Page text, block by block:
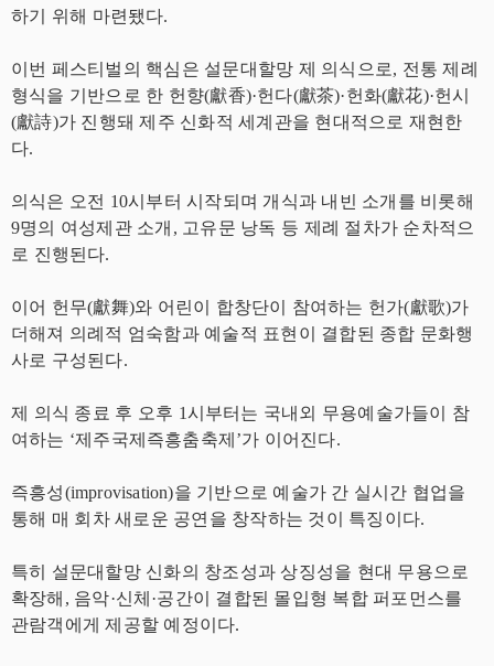
하기 위해 마련됐다.
이번 페스티벌의 핵심은 설문대할망 제 의식으로, 전통 제례
형식을 기반으로 한 헌향(獻香)·헌다(獻茶)·헌화(獻花)·헌시
(獻詩)가 진행돼 제주 신화적 세계관을 현대적으로 재현한
다.
의식은 오전 10시부터 시작되며 개식과 내빈 소개를 비롯해
9명의 여성제관 소개, 고유문 낭독 등 제례 절차가 순차적으
로 진행된다.
이어 헌무(獻舞)와 어린이 합창단이 참여하는 헌가(獻歌)가
더해져 의례적 엄숙함과 예술적 표현이 결합된 종합 문화행
사로 구성된다.
제 의식 종료 후 오후 1시부터는 국내외 무용예술가들이 참
여하는 ‘제주국제즉흥춤축제’가 이어진다.
즉흥성(improvisation)을 기반으로 예술가 간 실시간 협업을
통해 매 회차 새로운 공연을 창작하는 것이 특징이다.
특히 설문대할망 신화의 창조성과 상징성을 현대 무용으로
확장해, 음악·신체·공간이 결합된 몰입형 복합 퍼포먼스를
관람객에게 제공할 예정이다.